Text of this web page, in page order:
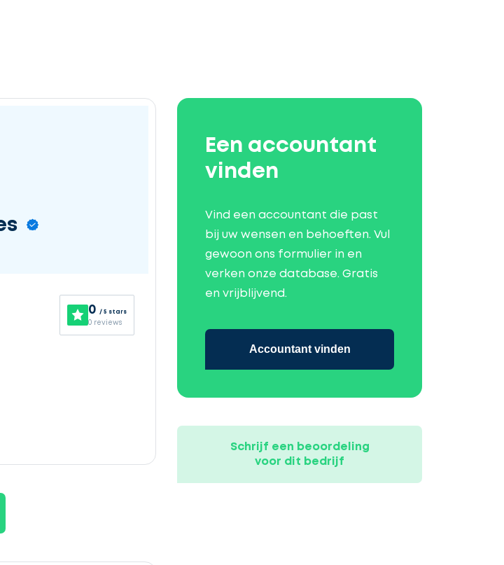
0 / 5 stars
0 reviews
Een accountant
vinden
Vind een accountant die past
bij uw wensen en behoeften. Vul
gewoon ons formulier in en
verken onze database. Gratis
en vrijblijvend.
Accountant vinden
Schrijf een beoordeling
voor dit bedrijf